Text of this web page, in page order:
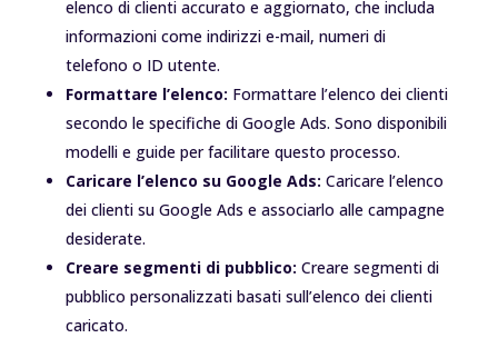
elenco di clienti accurato e aggiornato, che includa
informazioni come indirizzi e-mail, numeri di
telefono o ID utente.
Formattare l’elenco: Formattare l’elenco dei clienti
secondo le specifiche di Google Ads. Sono disponibili
modelli e guide per facilitare questo processo.
Caricare l’elenco su Google Ads: Caricare l’elenco
dei clienti su Google Ads e associarlo alle campagne
desiderate.
Creare segmenti di pubblico: Creare segmenti di
pubblico personalizzati basati sull’elenco dei clienti
caricato.